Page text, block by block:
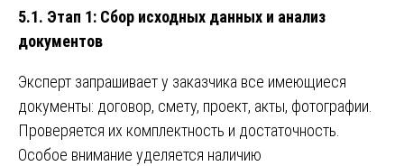
5.1. Этап 1: Сбор исходных данных и анализ
документов
Эксперт запрашивает у заказчика все имеющиеся
документы: договор, смету, проект, акты, фотографии.
Проверяется их комплектность и достаточность.
Особое внимание уделяется наличию